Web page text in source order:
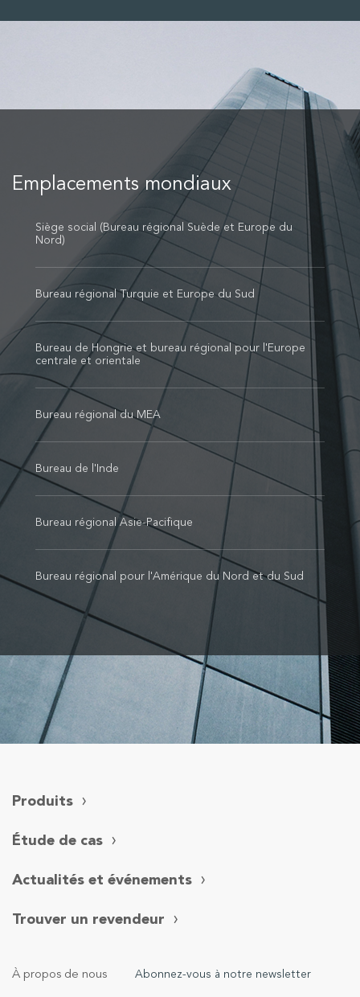
Emplacements mondiaux
Siège social (Bureau régional Suède et Europe du
Nord)
Bureau régional Turquie et Europe du Sud
Bureau de Hongrie et bureau régional pour l'Europe
centrale et orientale
Bureau régional du MEA
Bureau de l'Inde
Bureau régional Asie-Pacifique
Bureau régional pour l'Amérique du Nord et du Sud
Produits
Étude de cas
Actualités et événements
Trouver un revendeur
À propos de nous Abonnez-vous à notre newsletter